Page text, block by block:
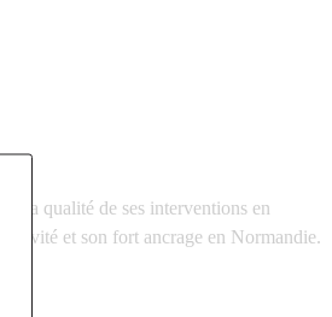
la qualité de ses interventions en
et son fort ancrage en Normandie.